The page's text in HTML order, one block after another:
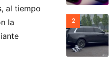
al tiempo
la